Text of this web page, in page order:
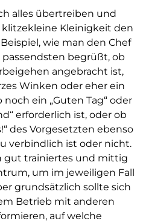
alles übertreiben und
Kleinigkeit den
wie man den Chef
begrüßt, ob
angebracht ist,
Winken oder eher ein
ein „Guten Tag“ oder
erforderlich ist, oder ob
des Vorgesetzten ebenso
verbindlich ist oder nicht.
gut trainiertes und mittig
um im jeweiligen Fall
grundsätzlich sollte sich
Betrieb mit anderen
auf welche